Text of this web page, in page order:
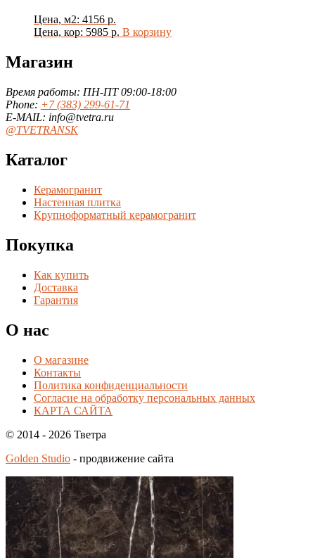
Цена, м2: 4156 р.
Цена, кор: 5985 р. В корзину
Магазин
Время работы: ПН-ПТ 09:00-18:00
Phone: +7 (383) 299-61-71
E-MAIL: info@tvetra.ru
@TVETRANSK
Каталог
Керамогранит
Настенная плитка
Крупноформатный керамогранит
Покупка
Как купить
Доставка
Гарантия
О нас
О магазине
Контакты
Политика конфиденциальности
Согласие на обработку персональных данных
КАРТА САЙТА
© 2014 - 2026 Тветра
Golden Studio - продвижение сайта